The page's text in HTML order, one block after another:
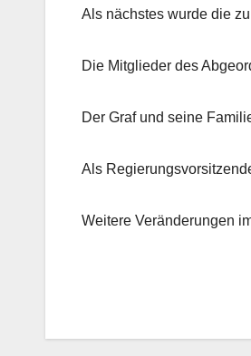
Als nächstes wurde die
Die Mitglieder des
Der Graf und seine
Als
Weitere Veränderungen